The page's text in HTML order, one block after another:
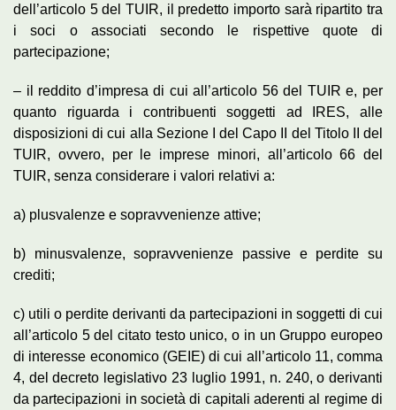
dell’articolo 5 del TUIR, il predetto importo sarà ripartito tra
i soci o associati secondo le rispettive quote di
partecipazione;
– il reddito d’impresa di cui all’articolo 56 del TUIR e, per
quanto riguarda i contribuenti soggetti ad IRES, alle
disposizioni di cui alla Sezione I del Capo II del Titolo II del
TUIR, ovvero, per le imprese minori, all’articolo 66 del
TUIR, senza considerare i valori relativi a:
a) plusvalenze e sopravvenienze attive;
b) minusvalenze, sopravvenienze passive e perdite su
crediti;
c) utili o perdite derivanti da partecipazioni in soggetti di cui
all’articolo 5 del citato testo unico, o in un Gruppo europeo
di interesse economico (GEIE) di cui all’articolo 11, comma
4, del decreto legislativo 23 luglio 1991, n. 240, o derivanti
da partecipazioni in società di capitali aderenti al regime di